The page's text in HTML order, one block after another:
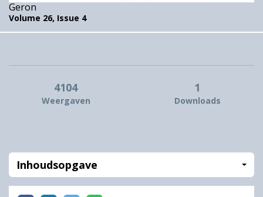
Geron
Volume 26, Issue 4
4104
Weergaven
1
Downloads
Inhoudsopgave